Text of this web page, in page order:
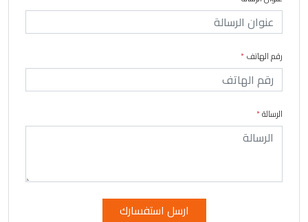
رقم الهاتف*
الرسالة*
ارسل استفسارك